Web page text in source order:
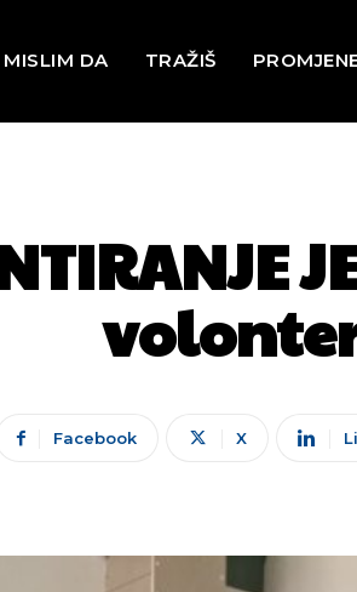
MISLIM DA TRAŽIŠ
Facebook X